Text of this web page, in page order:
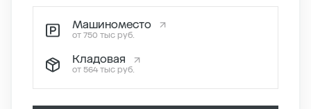
Машиноместо
от 750 тыс руб.
Кладовая
от 564 тыс руб.